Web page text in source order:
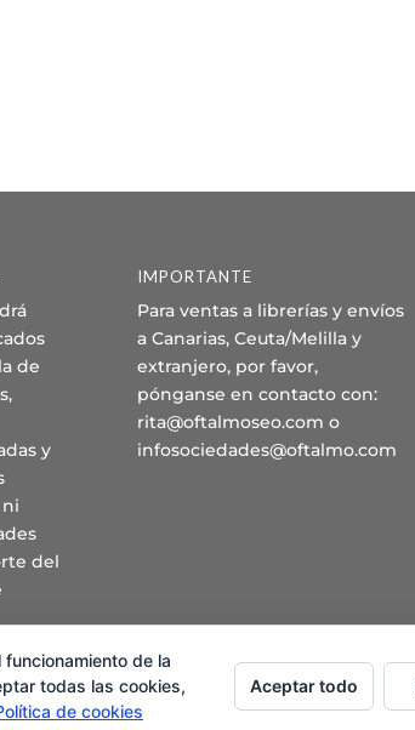
de
y
del
IMPORTANTE
Para ventas a librerías y envíos
a Canarias, Ceuta/Melilla y
extranjero, por favor,
pónganse en contacto con:
rita@oftalmoseo.com o
infosociedades@oftalmo.com
de la
todas las cookies,
de cookies
Aceptar todo